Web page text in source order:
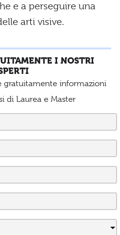
e a perseguire una
arti visive.
I NOSTRI
gratuitamente informazioni
di Laurea e Master